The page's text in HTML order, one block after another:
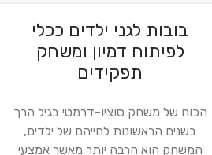
בובות לגני ילדים ככלי
לפיתוח דמיון ומשחק
תפקידים
הכוח של משחק סוציו-דרמטי בגיל הרך
בשנים הראשונות לחייהם של ילדים,
המשחק הוא הרבה יותר מאשר אמצעי